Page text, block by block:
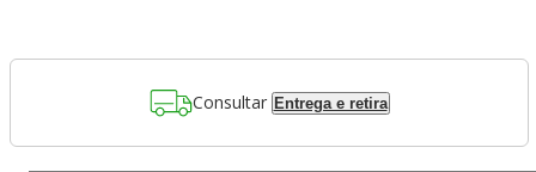
Consultar Entrega e retira